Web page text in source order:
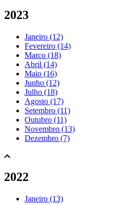
2023
Janeiro (12)
Fevereiro (14)
Março (18)
Abril (14)
Maio (16)
Junho (12)
Julho (18)
Agosto (17)
Setembro (11)
Outubro (11)
Novembro (13)
Dezembro (7)
2022
Janeiro (13)